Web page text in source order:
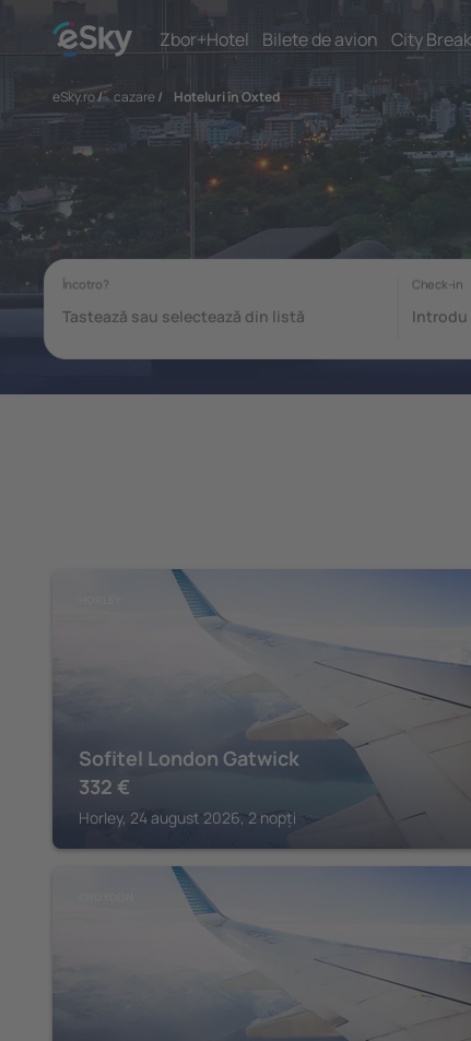
Zbor+Hotel Bilete de avion City Break
eSky.ro/ cazare/ Hoteluri în Oxted
Sofitel London Gatwick
332 €
Horley, 24 august 2026, 2 nopți